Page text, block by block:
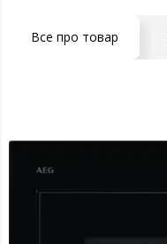
Все про товар